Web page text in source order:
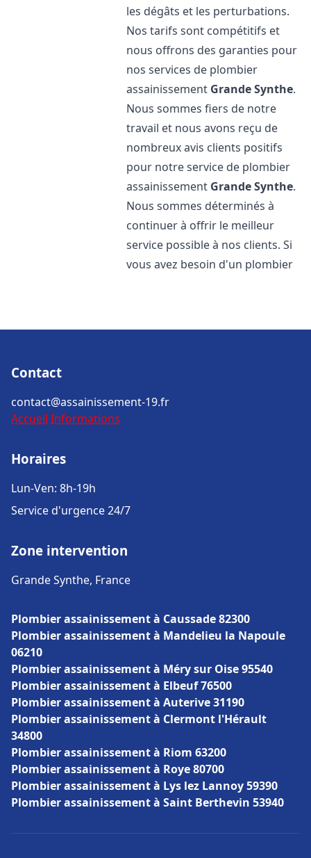
les dégâts et les perturbations.
Nos tarifs sont compétitifs et
nous offrons des garanties pour
nos services de plombier
assainissement Grande Synthe.
Nous sommes fiers de notre
travail et nous avons reçu de
nombreux avis clients positifs
pour notre service de plombier
assainissement Grande Synthe.
Nous sommes déterminés à
continuer à offrir le meilleur
service possible à nos clients. Si
vous avez besoin d'un plombier
Contact
contact@assainissement-19.fr
Accueil Informations
Horaires
Lun-Ven: 8h-19h
Service d'urgence 24/7
Zone intervention
Grande Synthe, France
Plombier assainissement à Caussade 82300
Plombier assainissement à Mandelieu la Napoule
06210
Plombier assainissement à Méry sur Oise 95540
Plombier assainissement à Elbeuf 76500
Plombier assainissement à Auterive 31190
Plombier assainissement à Clermont l'Hérault
34800
Plombier assainissement à Riom 63200
Plombier assainissement à Roye 80700
Plombier assainissement à Lys lez Lannoy 59390
Plombier assainissement à Saint Berthevin 53940